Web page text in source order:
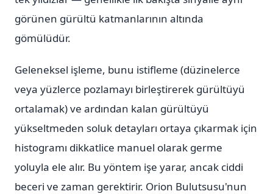
görünen gürültü katmanlarının altında
gömülüdür.
Geleneksel işleme, bunu istifleme (düzinelerce
veya yüzlerce pozlamayı birleştirerek gürültüyü
ortalamak) ve ardından kalan gürültüyü
yükseltmeden soluk detayları ortaya çıkarmak için
histogramı dikkatlice manuel olarak germe
yoluyla ele alır. Bu yöntem işe yarar, ancak ciddi
beceri ve zaman gerektirir. Orion Bulutsusu'nun